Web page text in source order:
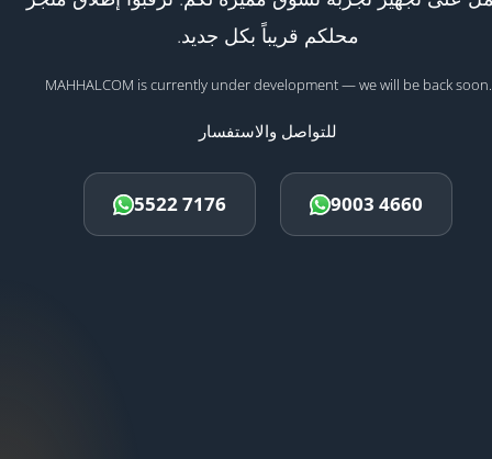
محلكم قريباً بكل جديد.
MAHHALCOM is currently under development — we will be back soon.
للتواصل والاستفسار
5522 7176 9003 4660